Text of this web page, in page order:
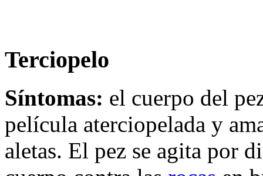
Terciopelo
Síntomas: el cuerpo del
película aterciopelada y
aletas. El pez se agita por